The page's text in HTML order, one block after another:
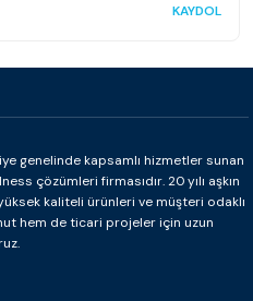
KAYDOL
genelinde kapsamlı hizmetler sunan
çözümleri firmasıdır. 20 yılı aşkın
kaliteli ürünleri ve müşteri odaklı
hem de ticari projeler için uzun